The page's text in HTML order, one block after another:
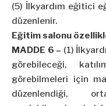
(5) İlkyardım eğitici
düzenlenir.
Eğitim salonu
MADDE 6 – (1)
görebileceği,
görebilmeleri için
düzenlendiği,